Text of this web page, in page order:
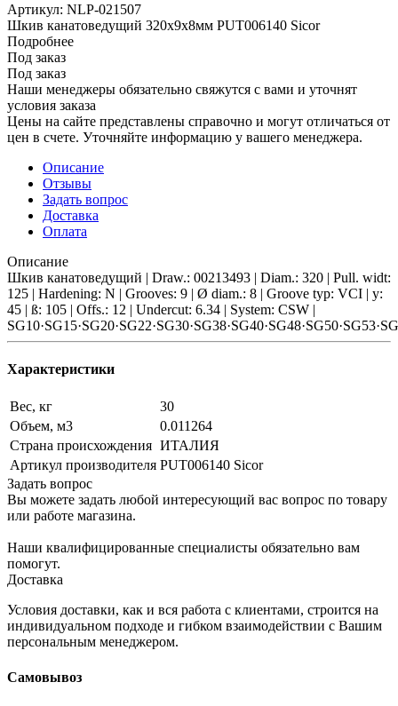
Артикул: NLP-021507
Шкив канатоведущий 320х9х8мм PUT006140 Sicor
Подробнее
Под заказ
Под заказ
Наши менеджеры обязательно свяжутся с вами и уточнят
условия заказа
Цены на сайте представлены справочно и могут отличаться от
цен в счете. Уточняйте информацию у вашего менеджера.
Описание
Отзывы
Задать вопрос
Доставка
Оплата
Описание
Шкив канатоведущий | Draw.: 00213493 | Diam.: 320 | Pull. widt:
125 | Hardening: N | Grooves: 9 | Ø diam.: 8 | Groove typ: VCI | y:
45 | ß: 105 | Offs.: 12 | Undercut: 6.34 | System: CSW |
Характеристики
Вес, кг
30
Объем, м3
0.011264
Страна происхождения ИТАЛИЯ
Артикул производителя PUT006140 Sicor
Задать вопрос
Вы можете задать любой интересующий вас вопрос по товару
или работе магазина.
Наши квалифицированные специалисты обязательно вам
помогут.
Доставка
Условия доставки, как и вся работа с клиентами, строится на
индивидуальном подходе и гибком взаимодействии с Вашим
персональным менеджером.
Самовывоз